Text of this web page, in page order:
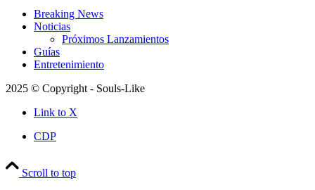
Breaking News
Noticias
Próximos Lanzamientos
Guías
Entretenimiento
2025 © Copyright - Souls-Like
Link to X
CDP
Scroll to top